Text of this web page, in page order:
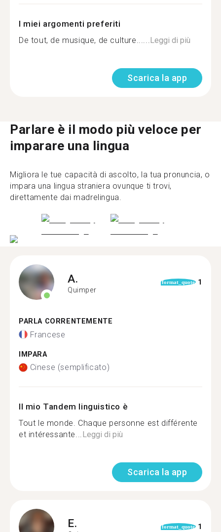
I miei argomenti preferiti
De tout, de musique, de culture...... Leggi di più
Scarica la app
Parlare è il modo più veloce per
imparare una lingua
Migliora le tue capacità di ascolto, la tua pronuncia, o
impara una lingua straniera ovunque ti trovi,
direttamente dai madrelingua.
A.
Quimper
format_quote 1
PARLA CORRENTEMENTE
Francese
IMPARA
Cinese (semplificato)
Il mio Tandem linguistico è
Tout le monde. Chaque personne est différente
et intéressante...Leggi di più
Scarica la app
E. format_quote 1